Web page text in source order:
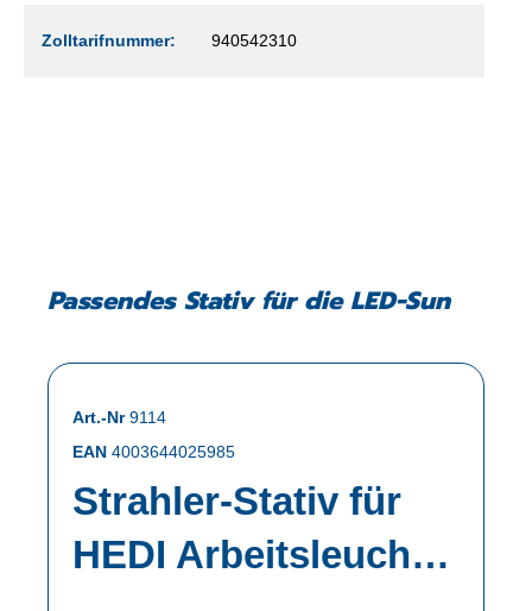
Zolltarifnummer: 940542310
Passendes Stativ für die LED-Sun
Art.-Nr9114
EAN 4003644025985
Strahler-Stativ für
HEDI Arbeitsleuchte